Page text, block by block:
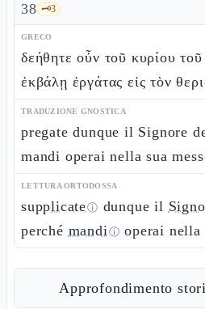
38 🗝️3
GRECO
δεήθητε οὖν τοῦ κυρίου
ἐκβάλῃ ἐργάτας εἰς τὸν
TRADUZIONE GNOSTICA
pregate dunque il Signore
mandi operai nella sua
LETTURA ORTODOSSA
supplicateⓘ dunque il
perché mandiⓘ operai nella
Approfondimento